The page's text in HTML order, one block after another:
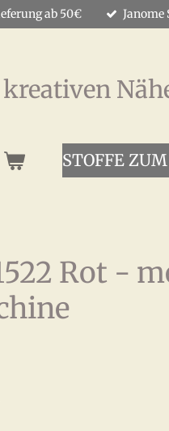
ab 50€ Janome
STOFFE
Rot -